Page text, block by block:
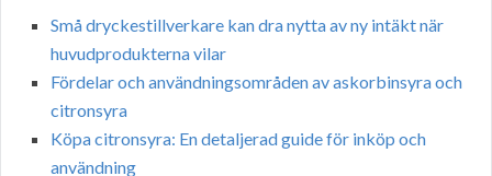
Små dryckestillverkare kan dra nytta av ny intäkt när
huvudprodukterna vilar
Fördelar och användningsområden av askorbinsyra och
citronsyra
Köpa citronsyra: En detaljerad guide för inköp och
användning